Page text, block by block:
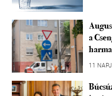
a
11